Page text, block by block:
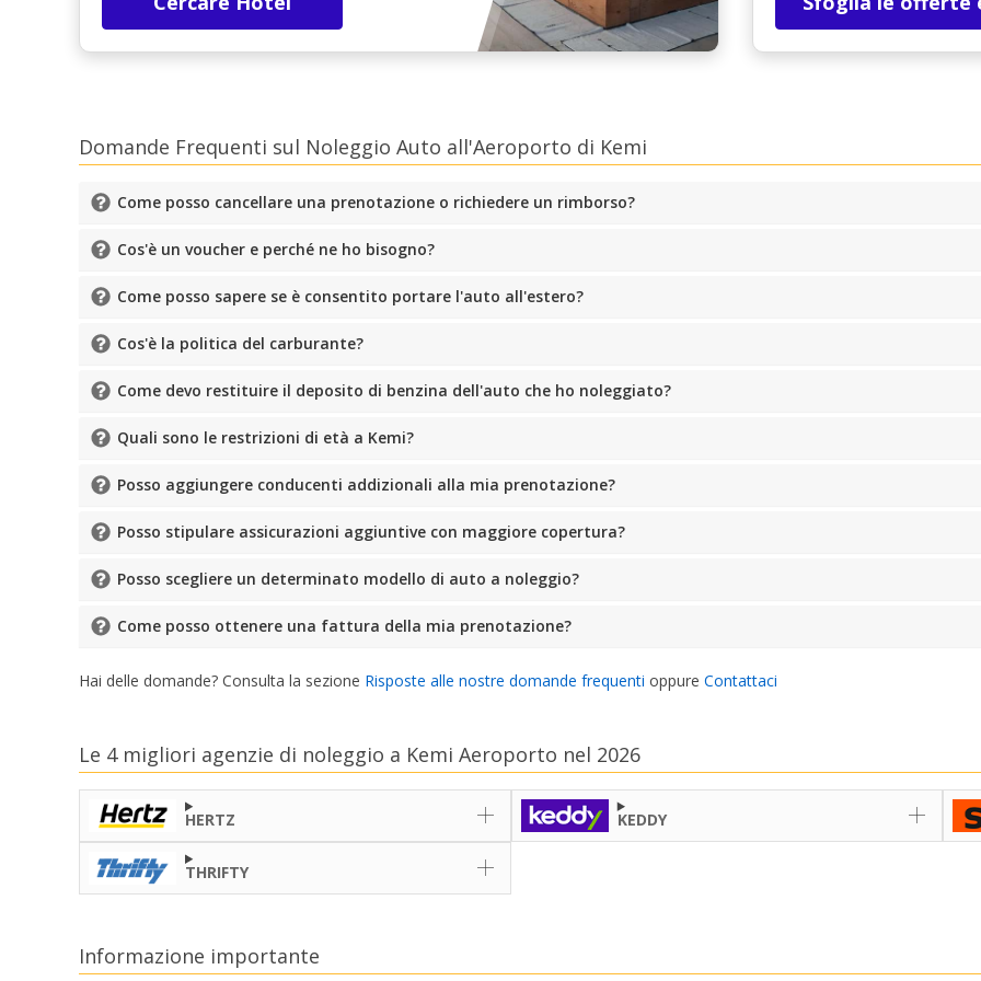
Domande Frequenti sul Noleggio Auto all'Aeroporto di Kemi
Come posso cancellare una prenotazione o richiedere un rimborso?
Cos'è un voucher e perché ne ho bisogno?
Come posso sapere se è consentito portare l'auto all'estero?
Cos'è la politica del carburante?
Come devo restituire il deposito di benzina dell'auto che ho noleggiato?
Quali sono le restrizioni di età a Kemi?
Posso aggiungere conducenti addizionali alla mia prenotazione?
Posso stipulare assicurazioni aggiuntive con maggiore copertura?
Posso scegliere un determinato modello di auto a noleggio?
Come posso ottenere una fattura della mia prenotazione?
Hai delle domande? Consulta la sezione Risposte alle nostre domande frequenti oppure Contattaci
Le 4 migliori agenzie di noleggio a Kemi Aeroporto nel 2026
HERTZ KEDDY
THRIFTY
Informazione importante